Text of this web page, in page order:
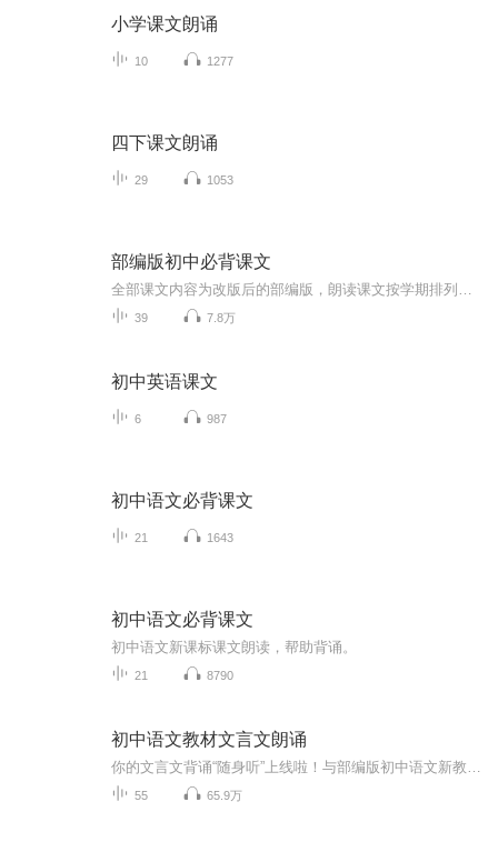
小学课文朗诵
10 1277
四下课文朗诵
29 1053
部编版初中必背课文
39 7.8万
初中英语课文
6 987
初中语文必背课文
21 1643
初中语文必背课文
初中语文新课标课文朗读，帮助背诵。
21 8790
初中语文教材文言文朗诵
55 65.9万